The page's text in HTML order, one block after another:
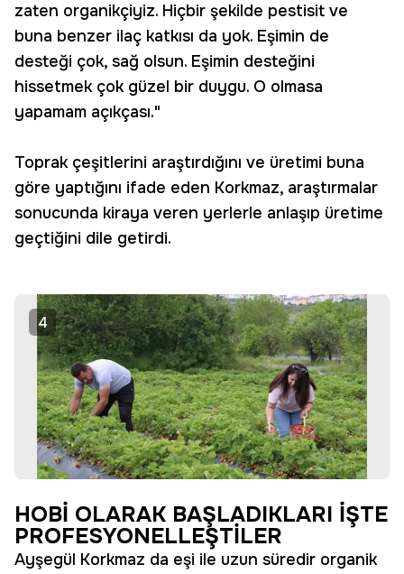
zaten organikçiyiz. Hiçbir şekilde pestisit ve
buna benzer ilaç katkısı da yok. Eşimin de
desteği çok, sağ olsun. Eşimin desteğini
hissetmek çok güzel bir duygu. O olmasa
yapamam açıkçası."
Toprak çeşitlerini araştırdığını ve üretimi buna
göre yaptığını ifade eden Korkmaz, araştırmalar
sonucunda kiraya veren yerlerle anlaşıp üretime
geçtiğini dile getirdi.
4
HOBİ OLARAK BAŞLADIKLARI İŞTE
PROFESYONELLEŞTİLER
Ayşegül Korkmaz da eşi ile uzun süredir organik